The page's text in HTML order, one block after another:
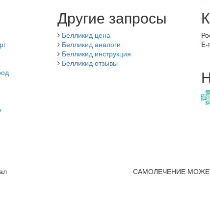
Другие запросы
Белликид цена
Белликид аналоги
Белликид инструкция
Белликид отзывы
E-
САМОЛЕЧЕНИЕ